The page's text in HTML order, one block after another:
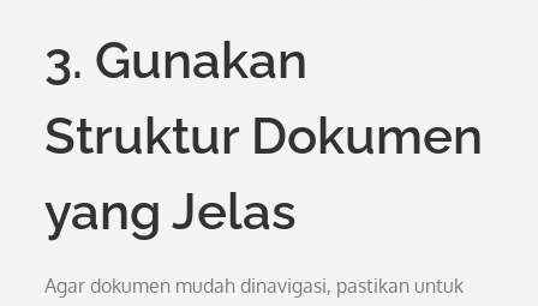
3. Gunakan
Struktur Dokumen
yang Jelas
Agar dokumen mudah dinavigasi, pastikan untuk